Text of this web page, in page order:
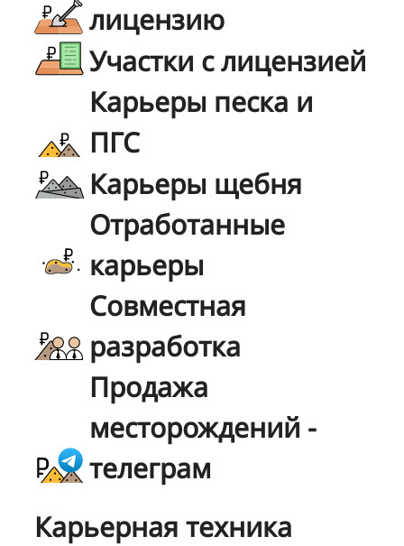
лицензию
Участки с лицензией
Карьеры песка и
ПГС
Карьеры щебня
Отработанные
карьеры
Совместная
разработка
Продажа
месторождений -
телеграм
Карьерная техника